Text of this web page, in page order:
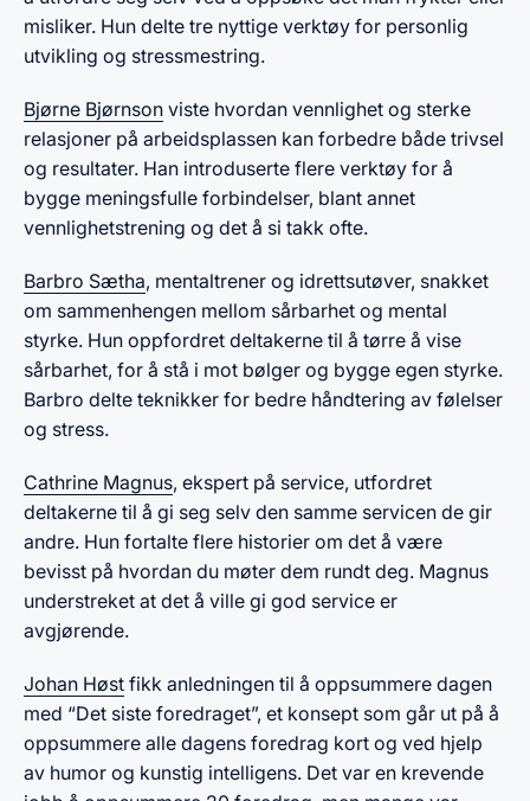
misliker. Hun delte tre nyttige verktøy for personlig
utvikling og stressmestring.
Bjørne Bjørnson viste hvordan vennlighet og sterke
relasjoner på arbeidsplassen kan forbedre både trivsel
og resultater. Han introduserte flere verktøy for å
bygge meningsfulle forbindelser, blant annet
vennlighetstrening og det å si takk ofte.
Barbro Sætha, mentaltrener og idrettsutøver, snakket
om sammenhengen mellom sårbarhet og mental
styrke. Hun oppfordret deltakerne til å tørre å vise
sårbarhet, for å stå i mot bølger og bygge egen styrke.
Barbro delte teknikker for bedre håndtering av følelser
og stress.​
Cathrine Magnus, ekspert på service, utfordret
deltakerne til å gi seg selv den samme servicen de gir
andre. Hun fortalte flere historier om det å være
bevisst på hvordan du møter dem rundt deg. Magnus
understreket at det å ville gi god service er
avgjørende.
Johan Høst fikk anledningen til å oppsummere dagen
med “Det siste foredraget”, et konsept som går ut på å
oppsummere alle dagens foredrag kort og ved hjelp
av humor og kunstig intelligens. Det var en krevende